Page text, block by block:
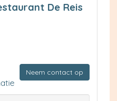
De Reis
Neem contact op